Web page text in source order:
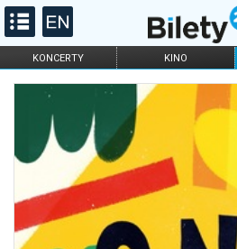
KONCERTY KINO
FILHARMONIA OPERA I BALET
DLA DZIECI